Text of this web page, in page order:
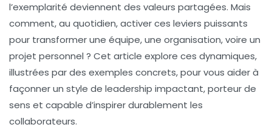
l’exemplarité deviennent des valeurs partagées. Mais
comment, au quotidien, activer ces leviers puissants
pour transformer une équipe, une organisation, voire un
projet personnel ? Cet article explore ces dynamiques,
illustrées par des exemples concrets, pour vous aider à
façonner un style de leadership impactant, porteur de
sens et capable d’inspirer durablement les
collaborateurs.